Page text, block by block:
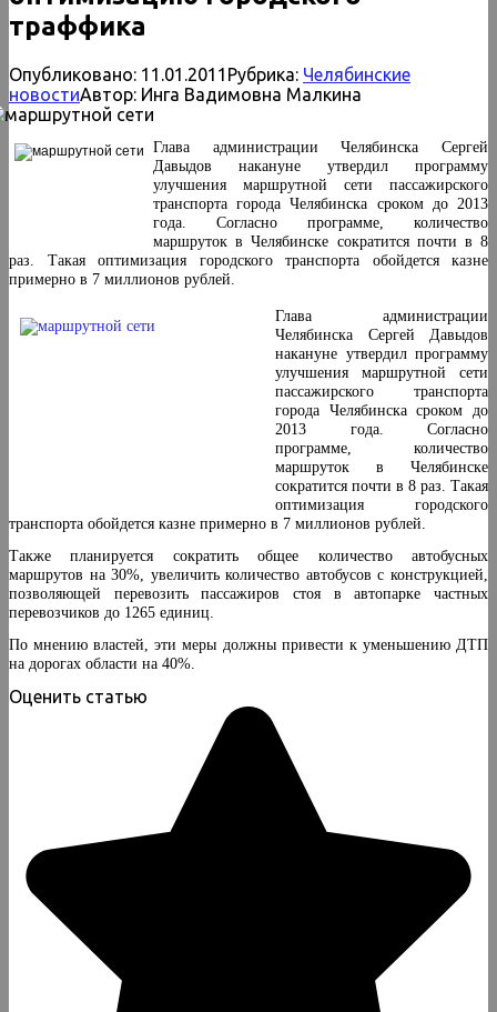
траффика
Опубликовано: 11.01.2011 Рубрика: Челябинские
новостиАвтор: Инга Вадимовна Малкина
Глава администрации Челябинска Сергей
Давыдов накануне утвердил программу
улучшения маршрутной сети пассажирского
транспорта города Челябинска сроком до 2013
года. Согласно программе, количество
маршруток в Челябинске сократится почти в 8
раз. Такая оптимизация городского транспорта обойдется казне
примерно в 7 миллионов рублей.
Глава администрации
Челябинска Сергей Давыдов
накануне утвердил программу
улучшения маршрутной сети
пассажирского транспорта
города Челябинска сроком до
2013 года. Согласно
программе, количество
маршруток в Челябинске
сократится почти в 8 раз. Такая
оптимизация городского
транспорта обойдется казне примерно в 7 миллионов рублей.
Также планируется сократить общее количество автобусных
маршрутов на 30%, увеличить количество автобусов с конструкцией,
позволяющей перевозить пассажиров стоя в автопарке частных
перевозчиков до 1265 единиц.
По мнению властей, эти меры должны привести к уменьшению ДТП
на дорогах области на 40%.
Оценить статью